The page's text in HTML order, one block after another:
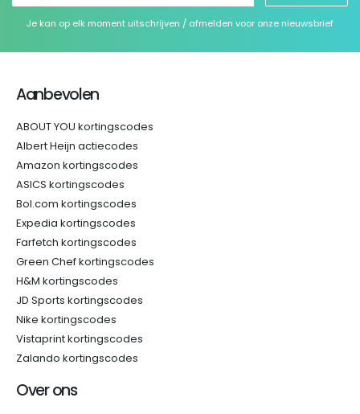
Je kan op elk moment uitschrijven / afmelden voor onze nieuwsbrief
Aanbevolen
ABOUT YOU kortingscodes
Albert Heijn actiecodes
Amazon kortingscodes
ASICS kortingscodes
Bol.com kortingscodes
Expedia kortingscodes
Farfetch kortingscodes
Green Chef kortingscodes
H&M kortingscodes
JD Sports kortingscodes
Nike kortingscodes
Vistaprint kortingscodes
Zalando kortingscodes
Over ons